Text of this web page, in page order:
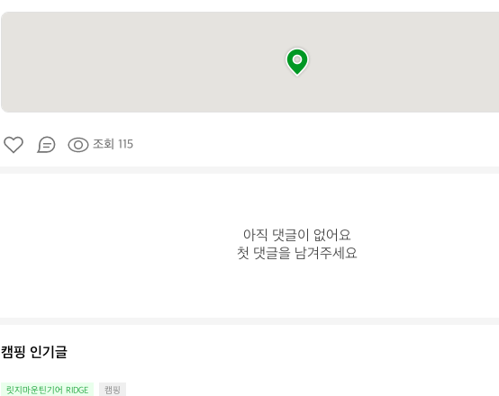
조회 115
아직 댓글이 없어요
첫 댓글을 남겨주세요
캠핑 인기글
릿지마운틴기어 RIDGE 캠핑